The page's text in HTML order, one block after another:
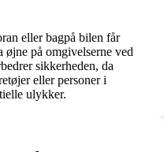
eller bagpå bilen får
øjne på omgivelserne ved
sikkerheden, da
eller personer i
ulykker.